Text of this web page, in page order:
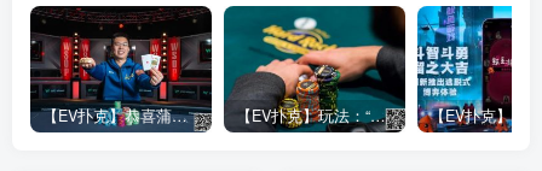
【EV扑克】恭喜蒲蔚然赛事#65夺冠，收获国人2023WSOP第六条金手链，奖金93万刀！ 【EV扑克】玩法：“松弱鱼/松凶鱼打法”的基本攻略